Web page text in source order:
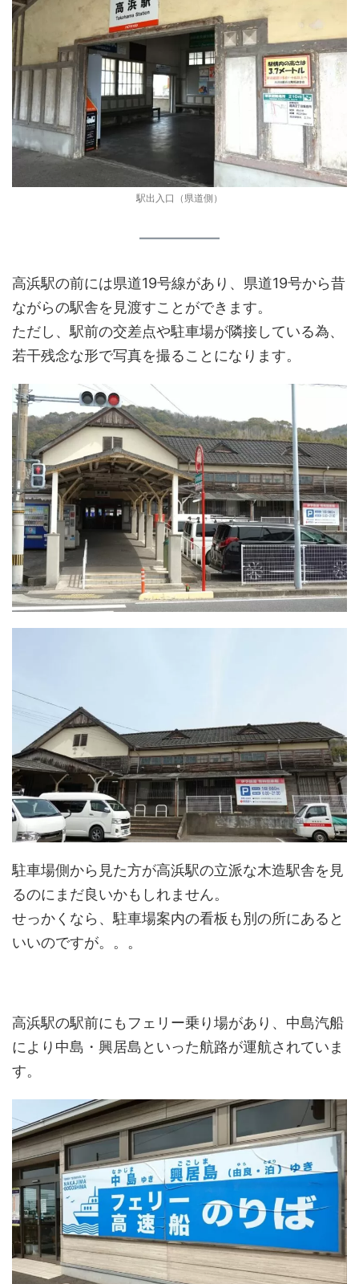
駅出入口（県道側）
高浜駅の前には県道19号線があり、県道19号から昔
ながらの駅舎を見渡すことができます。
ただし、駅前の交差点や駐車場が隣接している為、
若干残念な形で写真を撮ることになります。
駐車場側から見た方が高浜駅の立派な木造駅舎を見
るのにまだ良いかもしれません。
せっかくなら、駐車場案内の看板も別の所にあると
いいのですが。。。
高浜駅の駅前にもフェリー乗り場があり、中島汽船
により中島・興居島といった航路が運航されていま
す。